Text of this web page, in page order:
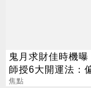
鬼月求財佳時機曝
師授6大開運法：
「用想的」就行
焦點